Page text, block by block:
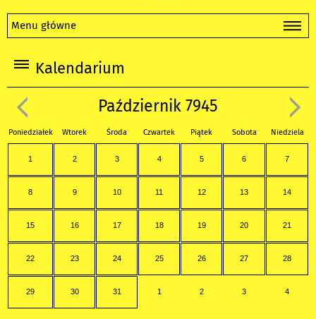
Menu główne
Kalendarium
Październik 7945
Poniedziałek Wtorek Środa Czwartek Piątek Sobota Niedziela
1 2 3 4 5 6 7
8 9 10 11 12 13 14
15 16 17 18 19 20 21
22 23 24 25 26 27 28
29 30 31 1 2 3 4